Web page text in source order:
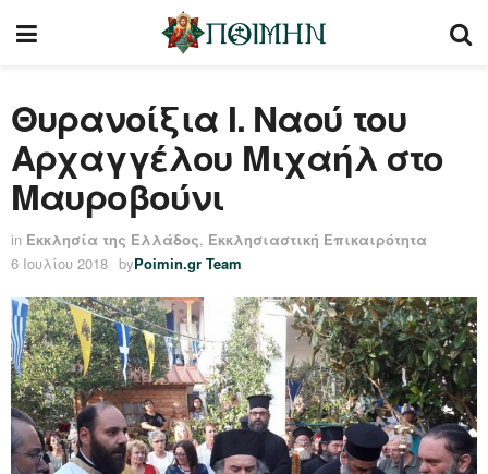
Θυρανοίξια Ι. Ναού του
Αρχαγγέλου Μιχαήλ στο
Μαυροβούνι
in Εκκλησία της Ελλάδος, Εκκλησιαστική Επικαιρότητα
6 Ιουλίου 2018 byPoimin.gr Team